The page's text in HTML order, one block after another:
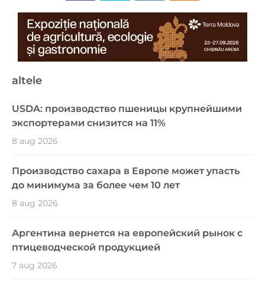
altele
USDA: производство пшеницы крупнейшими
экспортерами снизится на 11%
8 aug 2026
Производство сахара в Европе может упасть
до минимума за более чем 10 лет
8 aug 2026
Аргентина вернется на европейский рынок с
птицеводческой продукцией
7 aug 2026